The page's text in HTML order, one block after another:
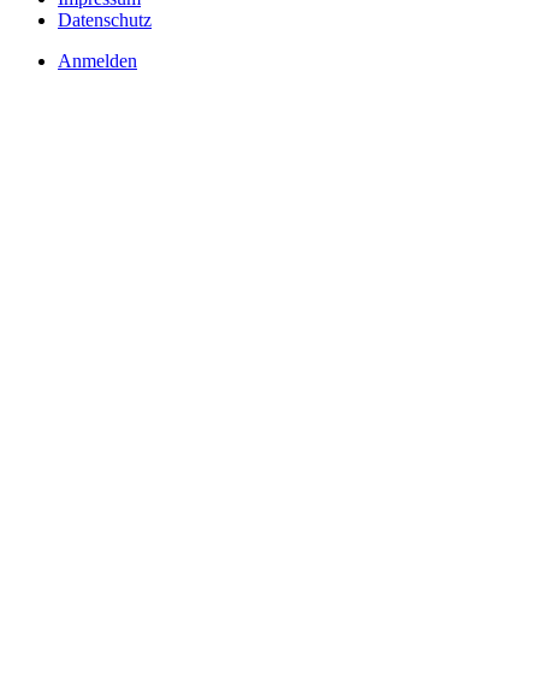
Datenschutz
Anmelden